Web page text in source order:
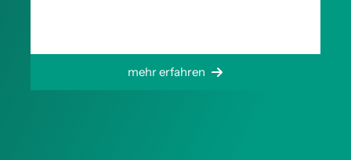
mehr erfahren